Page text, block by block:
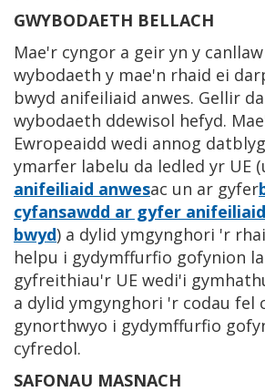
GWYBODAETH BELLACH
Mae'r cyngor a geir yn y
wybodaeth y mae'n rhaid ei
bwyd anifeiliaid anwes. Gellir
wybodaeth ddewisol hefyd.
Ewropeaidd wedi annog
ymarfer labelu da ledled yr UE
anifeiliaid anwesac un ar gyfer
cyfansawdd ar gyfer
bwyd) a dylid ymgynghori 'r
helpu i gydymffurfio gofynion
gyfreithiau'r UE wedi'i
a dylid ymgynghori 'r codau fel
gynorthwyo i gydymffurfio
cyfredol.
SAFONAU MASNACH